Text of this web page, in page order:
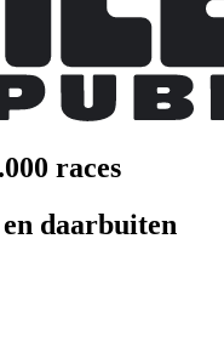
races
daarbuiten